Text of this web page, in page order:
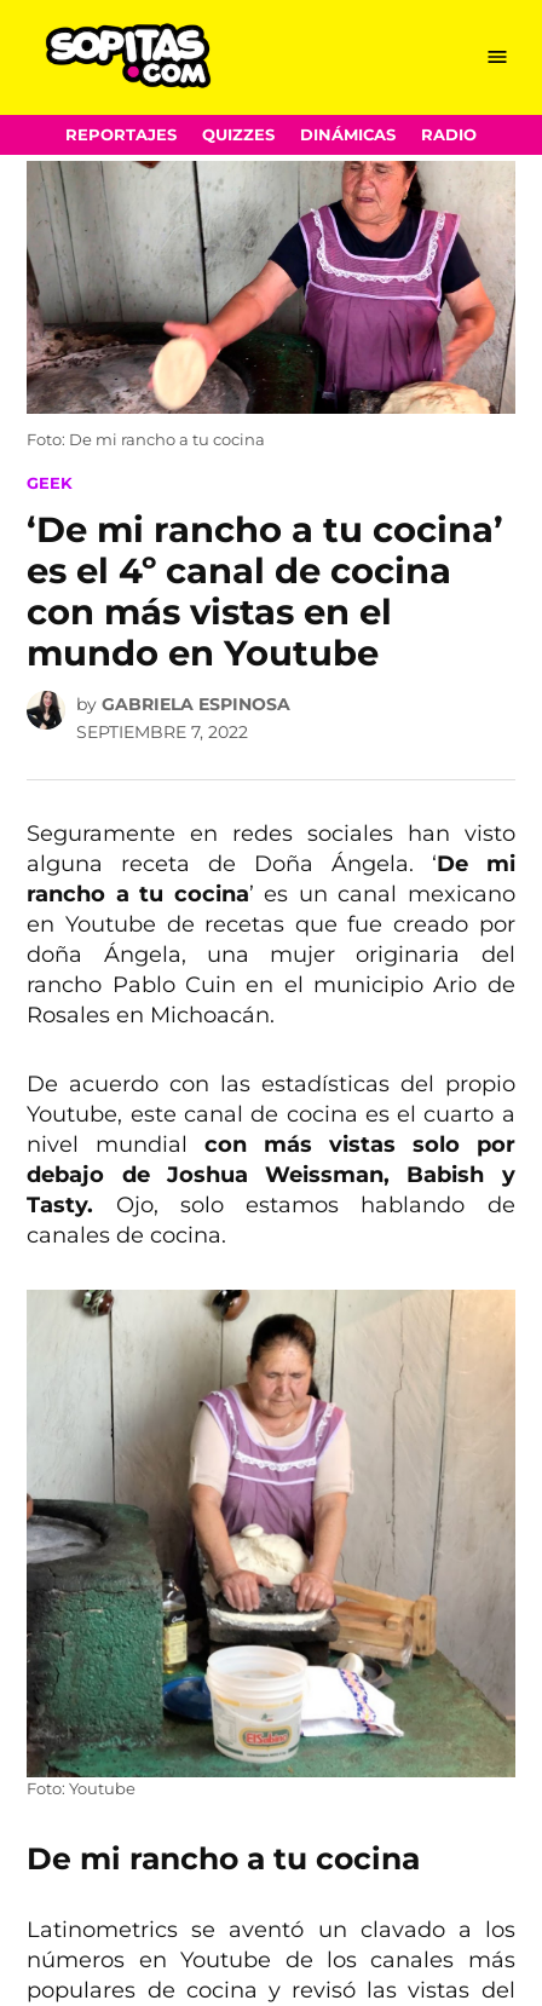
Skip
to
content
Menu
REPORTAJES QUIZZES DINÁMICAS RADIO
Foto: De mi rancho a tu cocina
POSTED
GEEK
‘De mi rancho a tu cocina’
es el 4º canal de cocina
con más vistas en el
mundo en Youtube
by GABRIELA ESPINOSA
SEPTIEMBRE 7, 2022
Seguramente en redes sociales han visto
alguna receta de Doña Ángela. ‘De mi
rancho a tu cocina’ es un canal mexicano
en Youtube de recetas que fue creado por
doña Ángela, una mujer originaria del
rancho Pablo Cuin en el municipio Ario de
Rosales en Michoacán.
De acuerdo con las estadísticas del propio
Youtube, este canal de cocina es el cuarto a
nivel mundialcon más vistas solo por
debajo de Joshua Weissman, Babish y
Tasty. Ojo, solo estamos hablando de
canales de cocina.
Foto: Youtube
De mi rancho a tu cocina
Latinometrics se aventó un clavado a los
números en Youtube de los canales más
populares de cocina y revisó las vistas del